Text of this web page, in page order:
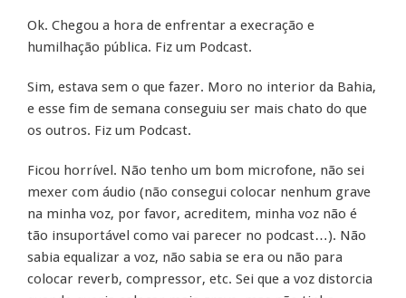
Ok. Chegou a hora de enfrentar a execração e
humilhação pública. Fiz um Podcast.
Sim, estava sem o que fazer. Moro no interior da Bahia,
e esse fim de semana conseguiu ser mais chato do que
os outros. Fiz um Podcast.
Ficou horrível. Não tenho um bom microfone, não sei
mexer com áudio (não consegui colocar nenhum grave
na minha voz, por favor, acreditem, minha voz não é
tão insuportável como vai parecer no podcast…). Não
sabia equalizar a voz, não sabia se era ou não para
colocar reverb, compressor, etc. Sei que a voz distorcia